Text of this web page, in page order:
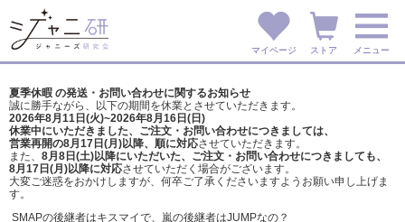
マイページ ストア メニュー
夏季休暇 の発送・お問い合わせに関するお知らせ
誠に勝手ながら、以下の期間を休業とさせていただきます。
2026年8月11日(火)~2026年8月16日(日)
休業中にいただきました、ご注文・お問い合わせにつきましては、
営業再開の8月17日(月)以降、順に対応させていただきます。
また、 8月8日(土)以降にいただいた、ご注文・ お問い合わせにつきましても、
8月17日(月)以降に対応させていただく場合がございます。
大変ご迷惑をおかけしますが、 何卒ご了承くださいますようお願い申し上げま
す。
SMAPの後継者はキスマイで、嵐の後継者はJUMPなの？